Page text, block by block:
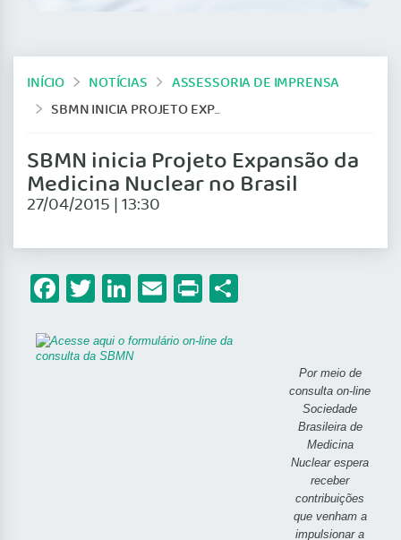
INÍCIO NOTÍCIAS
ASSESSORIA DE IMPRENSA
SBMN INICIA PROJETO EXPANSÃO DA MEDICINA NUCLEAR NO BRASIL
SBMN inicia Projeto Expansão da
Medicina Nuclear no Brasil
27/04/2015 | 13:30
Facebook
Twitter
LinkedIn
Email
Print
Por meio de
consulta on-line
Sociedade
Brasileira de
Medicina
Nuclear espera
receber
contribuições
que venham a
impulsionar a